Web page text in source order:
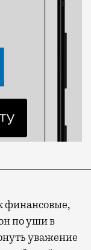
финансовые,
по уши в
уважение